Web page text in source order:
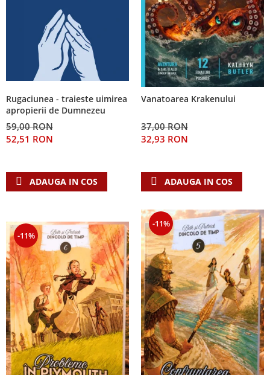
Rugaciunea - traieste uimirea
apropierii de Dumnezeu
59,00 RON
52,51 RON
ADAUGA IN COS
Vanatoarea Krakenului
37,00 RON
32,93 RON
ADAUGA IN COS
-11%
-11%